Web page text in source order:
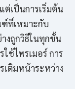
ต่เป็นการเริ่มต้น
ที่เหมาะกับ
งถูกวิธีในทุกขั้น
ช้ไพรเมอร์ การ
เติมหน้าระหว่าง